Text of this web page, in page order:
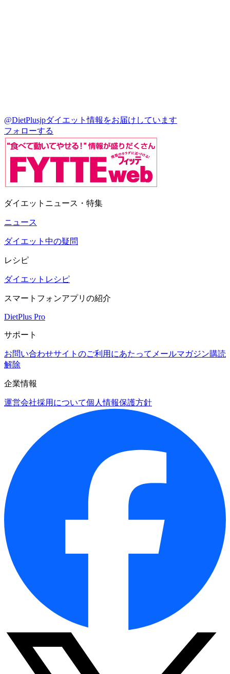
@DietPlusjpダイエット情報をお届けしています
フォローする
ダイエットニュース・特集
ニュース
ダイエット中の疑問
レシピ
ダイエットレシピ
スマートフォンアプリの紹介
DietPlus Pro
サポート
お問い合わせサイトのご利用にあたって メールマガジン購読
解除
企業情報
運営会社採用について個人情報保護方針